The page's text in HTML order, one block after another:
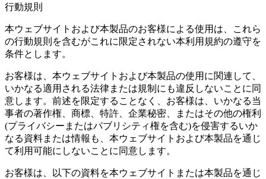
行動規則
本ウェブサイトおよび本製品のお客様による使用は、これら
の行動規則を含むがこれに限定されない本利用規約の遵守を
条件とします。
お客様は、本ウェブサイトおよび本製品の使用に関連して、
いかなる適用される法律または規制にも違反しないことに同
意します。前述を限定することなく、お客様は、いかなる当
事者の著作権、商標、特許、企業秘密、またはその他の権利
(プライバシーまたはパブリシティ権を含む)を侵害するいか
なる資料または情報も、本ウェブサイトおよび本製品を通じ
て利用可能にしないことに同意します。
お客様は、以下の資料を本ウェブサイトまたは本製品を通じ